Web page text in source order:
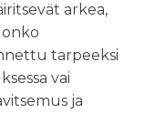
arkea,
tarpeeksi
vai
ja